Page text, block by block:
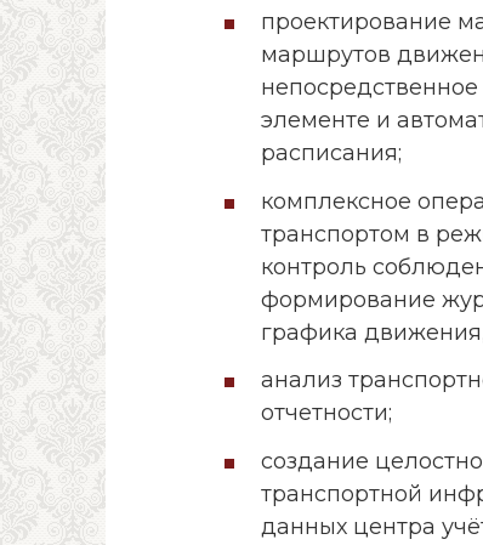
проектирование
маршрутов
элементе и
расписания;
комплексное
транспортом в
контроль
формирование
графика
анализ
отчетности;
создание
транспортной
данных центра